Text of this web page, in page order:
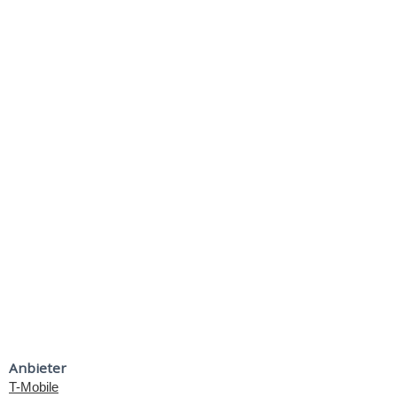
Anbieter
T-Mobile